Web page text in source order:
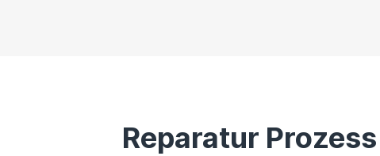
Reparatur Prozess